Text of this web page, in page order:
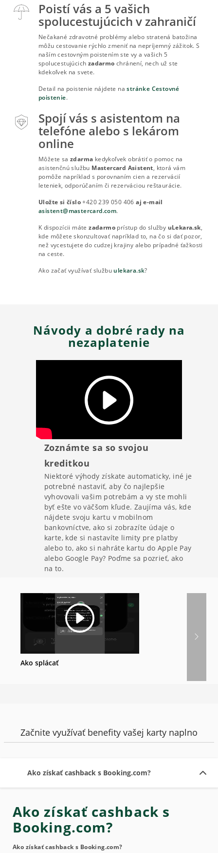
Poistí vás a 5 vašich
spolucestujúcich v zahraničí
Nečakané zdravotné problémy alebo stratená batožina
môžu cestovanie rýchlo zmeniť na nepríjemný zážitok. S
naším cestovným poistením ste vy a vašich 5
spolucestujúcich zadarmo chránení, nech už ste
kdekoľvek na svete.
Detail na poistenie nájdete nastránke Cestovné
poistenie.
Spojí vás s asistentom na
telefóne alebo s lekárom
online
Môžete sa zdarma kedykoľvek obrátiť o pomoc na
asistenčnú službu Mastercard Asistent, ktorá vám
pomôže napríklad s porovnaním cien a rezervácií
leteniek, odporúčaním či rezerváciou reštaurácie.
Uložte si číslo+420 239 050 406aj e-mail
asistent@mastercard.com.
K dispozícii mátezadarmo prístup do služby uLekara.sk,
kde môžete skonzultovať napríklad to, na čo si dať pozor,
než vycestujete do cudzej krajiny alebo prípadné ťažkosti
na ceste.
Ako začať využívať službu ulekara.sk?
Návody a dobré rady na
nezaplatenie
Zoznámte sa so svojou
kreditkou
Niektoré výhody získate automaticky, iné je
potrebné nastaviť, aby čo najlepšie
vyhovovali vašim potrebám a vy ste mohli
byť ešte vo väčšom kľude. Zaujíma vás, kde
nájdete svoju kartu v mobilnom
bankovníctve, ako si zobrazíte údaje o
karte, kde si nastavíte limity pre platby
alebo to, ako si nahráte kartu do Apple Pay
alebo Google Pay? Poďme sa pozrieť, ako
na to.
Ako splácať
Začnite využívať benefity vašej karty naplno
Ako získať cashback s Booking.com?
Ako získať cashback s
Booking.com?
Ako získať cashback s Booking.com?